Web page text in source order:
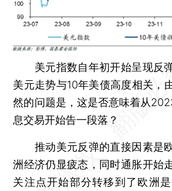
美元指数自年初开始呈现反
美元走势与10年美债高度相关，
然的问题是，这是否意味着从
息交易开始告一段落？
推动美元反弹的直接因素是
洲经济仍显疲态，同时通胀开始
关注点开始部分转移到了欧洲